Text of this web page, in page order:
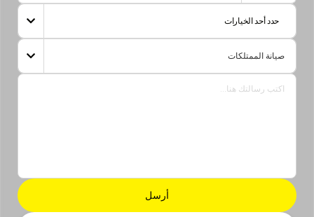
Arab
Emirates
+971
حدد أحد الخيارات 
